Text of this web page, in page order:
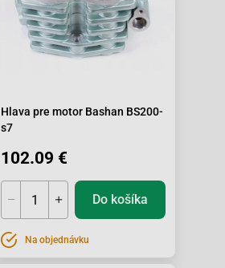
Hlava pre motor Bashan BS200-
s7
102.09 €
Do košíka
Na objednávku